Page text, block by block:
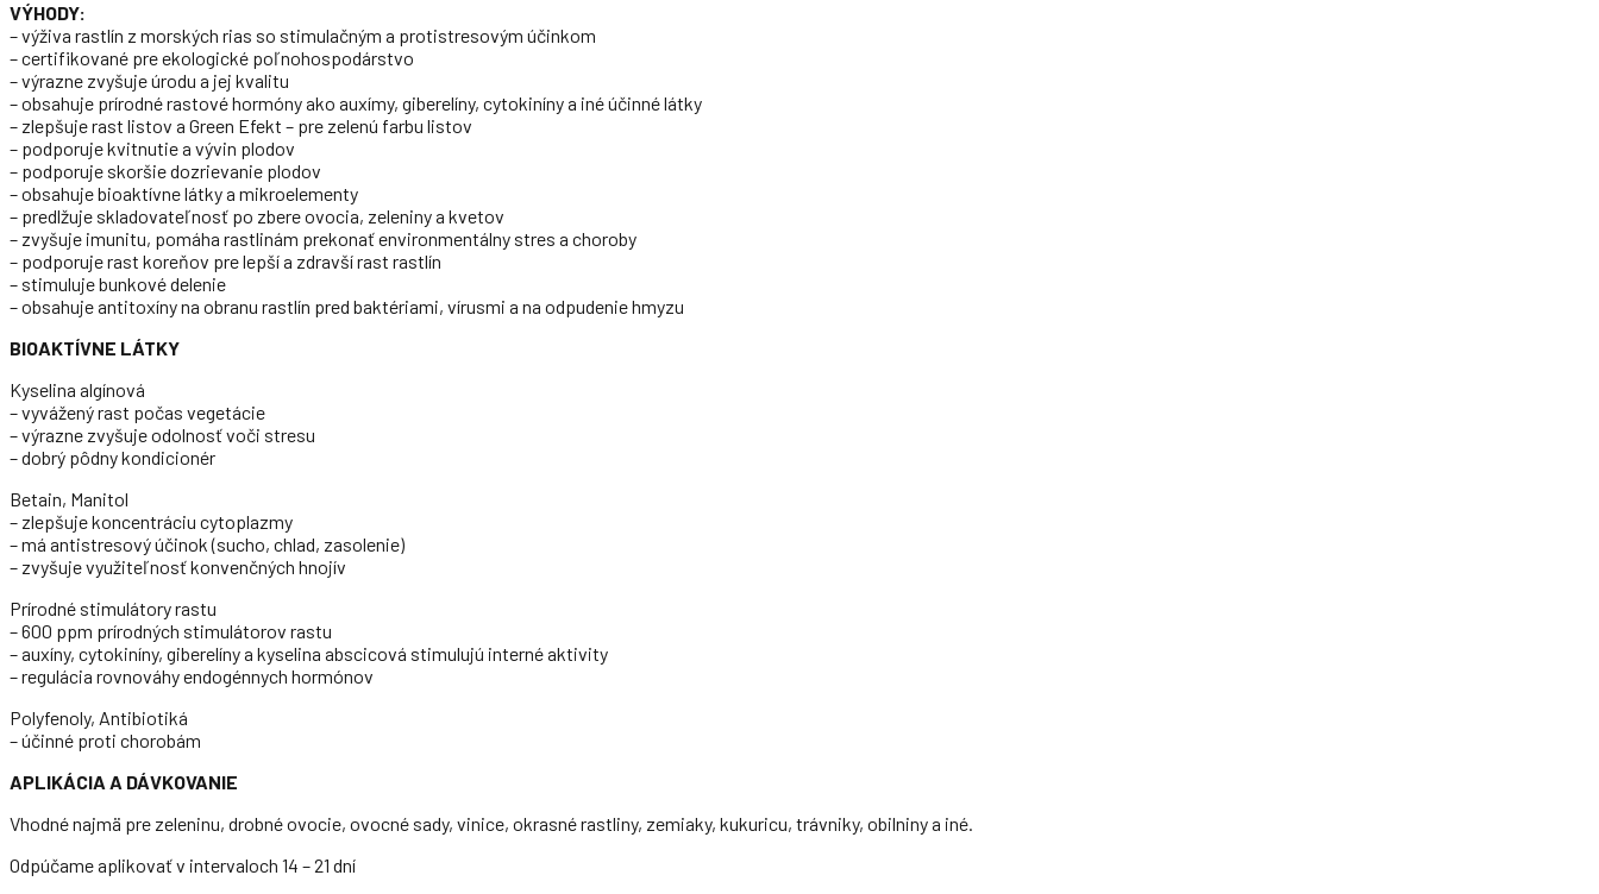
VÝHODY:
– výživa rastlín z morských rias so stimulačným a protistresovým účinkom
– certifikované pre ekologické poľnohospodárstvo
– výrazne zvyšuje úrodu a jej kvalitu
– obsahuje prírodné rastové hormóny ako auxímy, giberelíny, cytokiníny a iné účinné látky
– zlepšuje rast listov a Green Efekt – pre zelenú farbu listov
– podporuje kvitnutie a vývin plodov
– podporuje skoršie dozrievanie plodov
– obsahuje bioaktívne látky a mikroelementy
– predlžuje skladovateľnosť po zbere ovocia, zeleniny a kvetov
– zvyšuje imunitu, pomáha rastlinám prekonať environmentálny stres a choroby
– podporuje rast koreňov pre lepší a zdravší rast rastlín
– stimuluje bunkové delenie
– obsahuje antitoxíny na obranu rastlín pred baktériami, vírusmi a na odpudenie hmyzu
BIOAKTÍVNE LÁTKY
Kyselina algínová
– vyvážený rast počas vegetácie
– výrazne zvyšuje odolnosť voči stresu
– dobrý pôdny kondicionér
Betain, Manitol
– zlepšuje koncentráciu cytoplazmy
– má antistresový účinok (sucho, chlad, zasolenie)
– zvyšuje využiteľnosť konvenčných hnojív
Prírodné stimulátory rastu
– 600 ppm prírodných stimulátorov rastu
– auxíny, cytokiníny, giberelíny a kyselina abscicová stimulujú interné aktivity
– regulácia rovnováhy endogénnych hormónov
Polyfenoly, Antibiotiká
– účinné proti chorobám
APLIKÁCIA A DÁVKOVANIE
Vhodné najmä pre zeleninu, drobné ovocie, ovocné sady, vinice, okrasné rastliny, zemiaky, kukuricu, trávniky, obilniny a iné.
Odpúčame aplikovať v intervaloch 14 – 21 dní